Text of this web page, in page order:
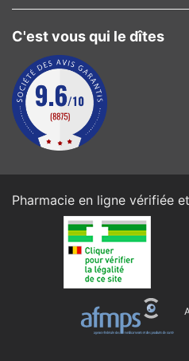
C'est vous qui le dîtes
Pharmacie en ligne vérifiée